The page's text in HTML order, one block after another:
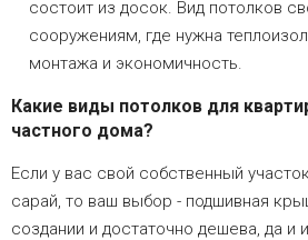
состоит из досок. Вид потолков
сооружениям, где нужна
монтажа и экономичность.
Какие виды потолков для
частного дома?
Если у вас свой собственный
сарай, то ваш выбор - подшивная
создании и достаточно дешева, да и